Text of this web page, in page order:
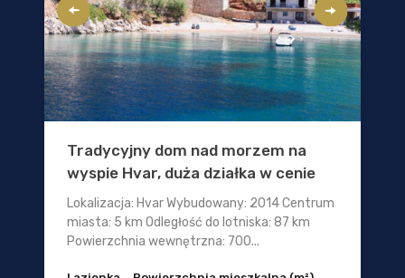
Tradycyjny dom nad morzem na
wyspie Hvar, duża działka w cenie
Lokalizacja: Hvar Wybudowany: 2014 Centrum
miasta: 5 km Odległość do lotniska: 87 km
Powierzchnia wewnętrzna: 700...